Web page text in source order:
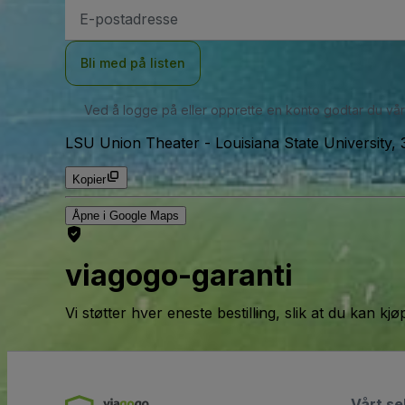
postadresse
Bli med på listen
Ved å logge på eller opprette en konto godtar du
LSU Union Theater - Louisiana State
Kopier
Åpne i Google Maps
viagogo-garanti
Vi støtter hver eneste bestilling, slik at du kan